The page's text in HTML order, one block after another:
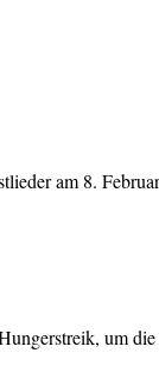
am 8.
um